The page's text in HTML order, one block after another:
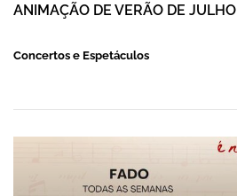
ANIMAÇÃO DE VERÃO DE JULHO
Concertos e Espetáculos